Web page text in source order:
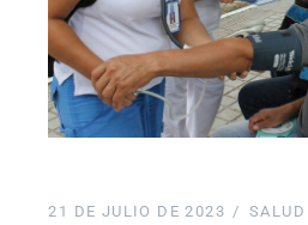
21 DE JULIO DE 2023 SALUD